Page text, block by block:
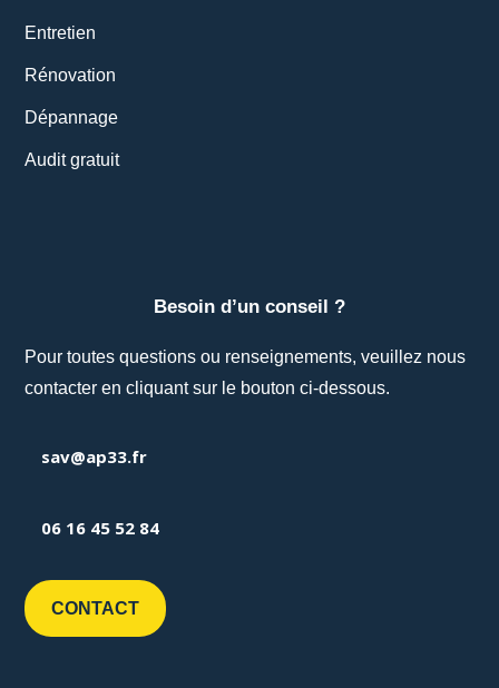
Entretien
Rénovation
Dépannage
Audit gratuit
Besoin d’un conseil ?
Pour toutes questions ou renseignements, veuillez nous
contacter en cliquant sur le bouton ci-dessous.
sav@ap33.fr
06 16 45 52 84
CONTACT